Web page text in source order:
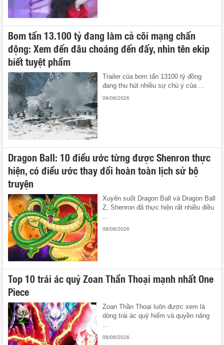
Bom tấn 13.100 tỷ đang làm cả cõi mạng chấn
động: Xem đến đâu choáng đến đấy, nhìn tên ekip
biết tuyệt phẩm
Trailer của bom tấn 13100 tỷ đồng
đang thu hút nhiều sự chú ý của ...
09/08/2026
Dragon Ball: 10 điều ước từng được Shenron thực
hiện, có điều ước thay đổi hoàn toàn lịch sử bộ
truyện
Xuyên suốt Dragon Ball và Dragon Ball
Z, Shenron đã thực hiện rất nhiều điều
08/08/2026
Top 10 trái ác quỷ Zoan Thần Thoại mạnh nhất One
Piece
Zoan Thần Thoại luôn được xem là
dòng trái ác quỷ hiếm và quyền năng
08/08/2026